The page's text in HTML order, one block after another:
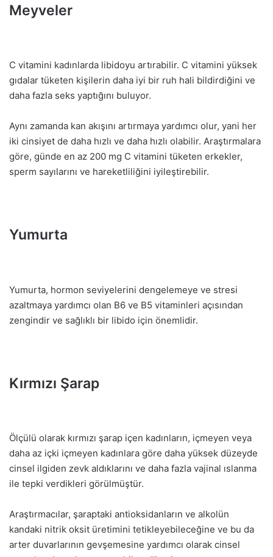
Meyveler
C vitamini kadınlarda libidoyu artırabilir. C vitamini yüksek
gıdalar tüketen kişilerin daha iyi bir ruh hali bildirdiğini ve
daha fazla seks yaptığını buluyor.
Aynı zamanda kan akışını artırmaya yardımcı olur, yani her
iki cinsiyet de daha hızlı ve daha hızlı olabilir. Araştırmalara
göre, günde en az 200 mg C vitamini tüketen erkekler,
sperm sayılarını ve hareketliliğini iyileştirebilir.
Yumurta
Yumurta, hormon seviyelerini dengelemeye ve stresi
azaltmaya yardımcı olan B6 ve B5 vitaminleri açısından
zengindir ve sağlıklı bir libido için önemlidir.
Kırmızı Şarap
Ölçülü olarak kırmızı şarap içen kadınların, içmeyen veya
daha az içki içmeyen kadınlara göre daha yüksek düzeyde
cinsel ilgiden zevk aldıklarını ve daha fazla vajinal ıslanma
ile tepki verdikleri görülmüştür.
Araştırmacılar, şaraptaki antioksidanların ve alkolün
kandaki nitrik oksit üretimini tetikleyebileceğine ve bu da
arter duvarlarının gevşemesine yardımcı olarak cinsel